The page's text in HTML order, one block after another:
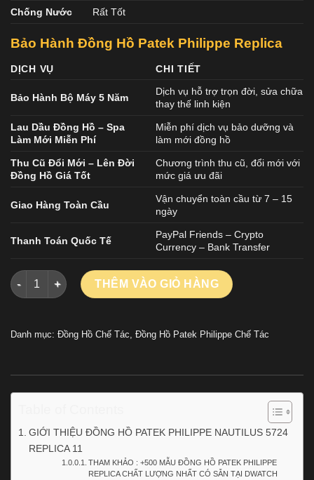
Chống Nước Rất Tốt
Bảo Hành Đồng Hồ Patek Philippe Replica
DỊCH VỤ CHI TIẾT
Bảo Hành Bộ Máy 5 Năm
Dịch vụ hỗ trợ trọn đời, sửa chữa
thay thế linh kiện
Lau Dầu Đồng Hồ – Spa
Làm Mới Miễn Phí
Miễn phí dịch vụ bảo dưỡng và
làm mới đồng hồ
Thu Cũ Đổi Mới – Lên Đời
Đồng Hồ Giá Tốt
Chương trình thu cũ, đổi mới với
mức giá ưu đãi
Giao Hàng Toàn Cầu
Vận chuyển toàn cầu từ 7 – 15
ngày
Thanh Toán Quốc Tế
PayPal Friends – Crypto
Currency – Bank Transfer
ĐỒNG HỒ PATEK PHILIPPE NAUTILUS 5724 REPLICA 11 MẶT
THÊM VÀO GIỎ HÀNG
Danh mục: Đồng Hồ Chế Tác Đồng Hồ Patek Philippe Chế Tác
GIỚI THIỆU ĐỒNG HỒ PATEK PHILIPPE NAUTILUS 5724
REPLICA 11
THAM KHẢO : +500 MẪU ĐỒNG HỒ PATEK PHILIPPE
REPLICA CHẤT LƯỢNG NHẤT CÓ SẴN TẠI DWATCH